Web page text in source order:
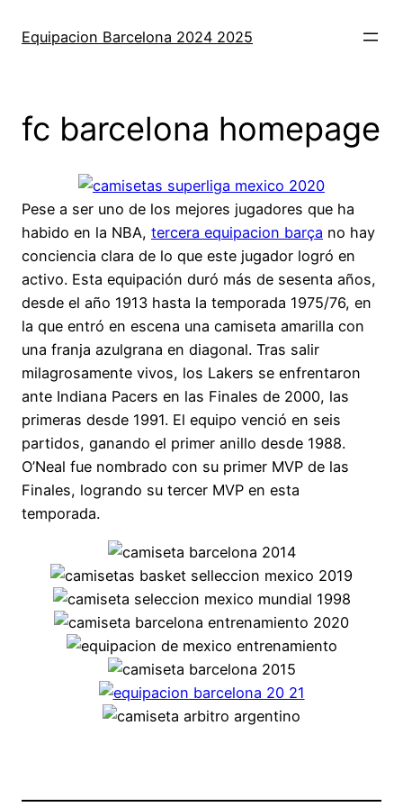
Equipacion Barcelona 2024 2025
fc barcelona homepage
Pese a ser uno de los mejores jugadores que ha
habido en la NBA, tercera equipacion barça no hay
conciencia clara de lo que este jugador logró en
activo. Esta equipación duró más de sesenta años,
desde el año 1913 hasta la temporada 1975/76, en
la que entró en escena una camiseta amarilla con
una franja azulgrana en diagonal. Tras salir
milagrosamente vivos, los Lakers se enfrentaron
ante Indiana Pacers en las Finales de 2000, las
primeras desde 1991. El equipo venció en seis
partidos, ganando el primer anillo desde 1988.
O’Neal fue nombrado con su primer MVP de las
Finales, logrando su tercer MVP en esta
temporada.